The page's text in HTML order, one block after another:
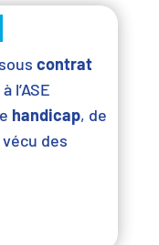
contrat
l’ASE
handicap, de
des